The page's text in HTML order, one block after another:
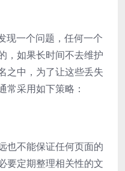
现一个问题，任何一个
，如果长时间不去维护
之中，为了让这些丢失
常采用如下策略：
也不能保证任何页面的
要定期整理相关性的文